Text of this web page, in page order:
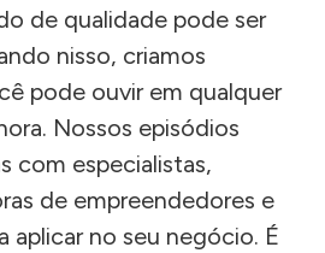
de qualidade pode ser
nisso, criamos
pode ouvir em qualquer
Nossos episódios
com especialistas,
de empreendedores e
aplicar no seu negócio. É